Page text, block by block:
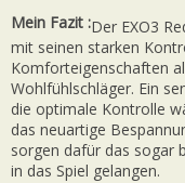
Mein Fazit :Der EXO3
mit seinen starken
Komforteigenschaften
Wohlfühlschläger. Ein
die optimale Kontrolle
das neuartige
sorgen dafür das sogar
in das Spiel gelangen.